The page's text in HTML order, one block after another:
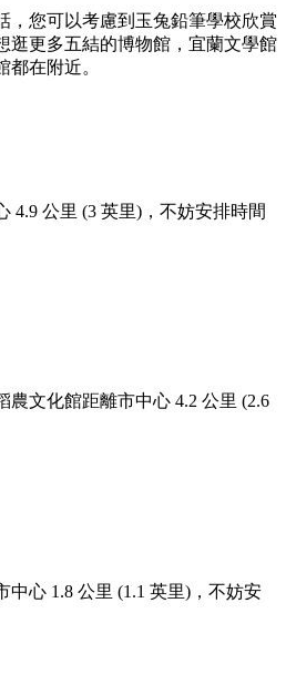
，您可以考慮到玉兔鉛筆學校欣賞
逛更多五結的博物館，宜蘭文學館
在附近。
4.9 公里 (3 英里)，不妨安排時間
農文化館距離市中心 4.2 公里 (2.6
心 1.8 公里 (1.1 英里)，不妨安